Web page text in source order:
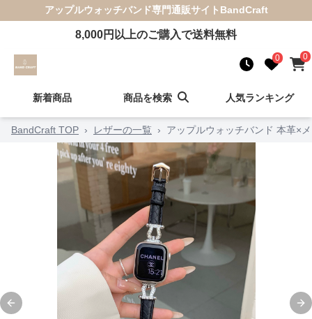
アップルウォッチバンド専門通販サイト BandCraft
8,000円以上のご購入で送料無料
0 0
新着商品 商品を検索 人気ランキング
BandCraft TOP › レザーの一覧 › アップルウォッチバンド 本革×
Previous slide